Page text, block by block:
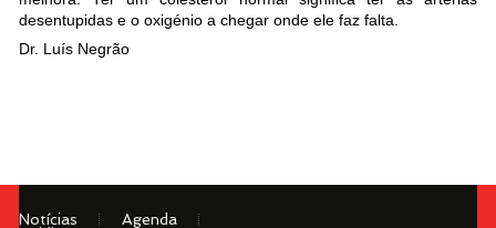
desentupidas e o oxigénio a chegar onde ele faz falta.
Dr. Luís Negrão
Notícias
Agenda